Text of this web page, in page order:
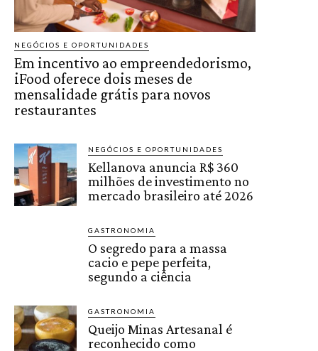
NEGÓCIOS E OPORTUNIDADES
Em incentivo ao empreendedorismo,
iFood oferece dois meses de
mensalidade grátis para novos
restaurantes
NEGÓCIOS E OPORTUNIDADES
Kellanova anuncia R$ 360
milhões de investimento no
mercado brasileiro até 2026
GASTRONOMIA
O segredo para a massa
cacio e pepe perfeita,
segundo a ciência
GASTRONOMIA
Queijo Minas Artesanal é
reconhecido como